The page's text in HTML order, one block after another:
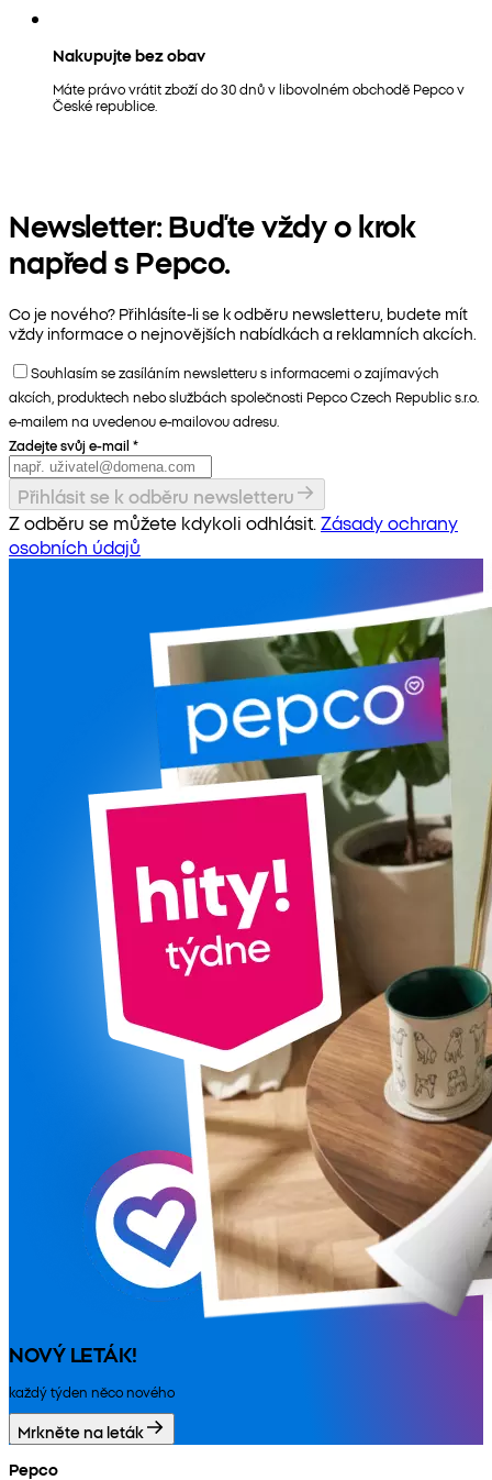
Nakupujte bez obav
Máte právo vrátit zboží do 30 dnů v libovolném obchodě Pepco v
České republice.
Newsletter: Buďte vždy o krok
napřed s Pepco.
Co je nového? Přihlásíte-li se k odběru newsletteru, budete mít
vždy informace o nejnovějších nabídkách a reklamních akcích.
Souhlasím se zasíláním newsletteru s informacemi o zajímavých
akcích, produktech nebo službách společnosti Pepco Czech Republic s.r.o.
e-mailem na uvedenou e-mailovou adresu.
Zadejte svůj e-mail *
Přihlásit se k odběru newsletteru
Z odběru se můžete kdykoli odhlásit. Zásady ochrany
osobních údajů
NOVÝ LETÁK!
každý týden něco nového
Mrkněte na leták
Pepco